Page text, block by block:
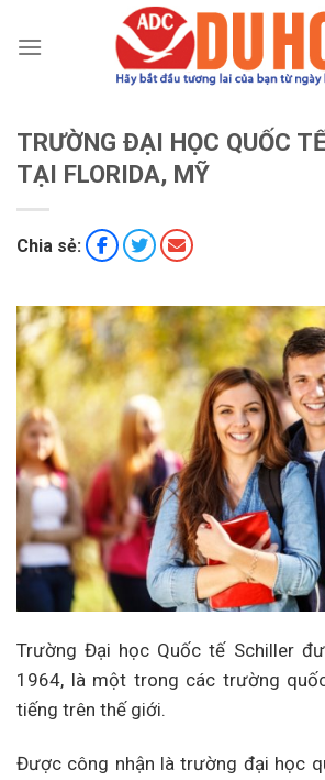
đến
TRƯỜNG ĐẠI HỌC QUỐC
TẠI FLORIDA, MỸ
Chia sẻ:
Trường Đại học Quốc tế Schiller
1964, là một trong các trường
tiếng trên thế giới.
Được công nhận là trường đại học